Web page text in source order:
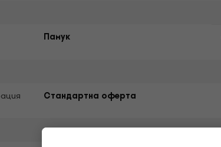
Памук
Стандартна оферта